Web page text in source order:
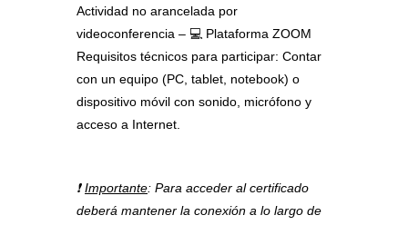
Actividad no arancelada por
videoconferencia – 💻 Plataforma ZOOM
Requisitos técnicos para participar: Contar
con un equipo (PC, tablet, notebook) o
dispositivo móvil con sonido, micrófono y
acceso a Internet.
❗Importante: Para acceder al certificado
deberá mantener la conexión a lo largo de